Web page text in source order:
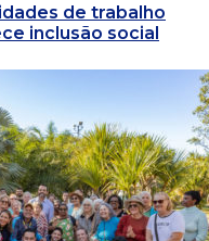
de trabalho
inclusão social